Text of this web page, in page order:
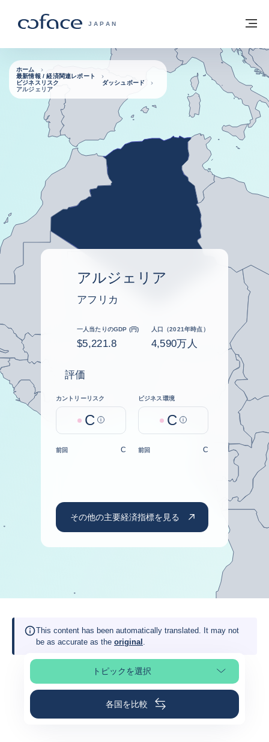
COFACE FOR TRADE - HOMEPAGE
JAPAN
ホームに戻る
ホーム
最新情報 / 経済関連レポート
ビジネスリスク ダッシュボード
アルジェリア
アルジェリア
アフリカ
一人当たりのGDP (円)
$5,221.8
人口（2021年時点）
4,590万人
評価
カントリーリスク
C Help
ビジネス環境
C Help
前回 C 前回 C
その他の主要経済指標を見る
This content has been automatically translated. It may not
be as accurate as the original .
トピックを選択
ページの選択
各国を比較